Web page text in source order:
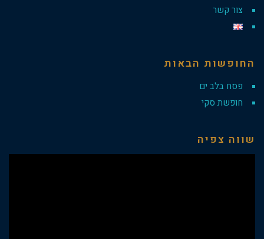
צור קשר
החופשות הבאות
פסח בלב ים
חופשת סקי
שווה צפיה